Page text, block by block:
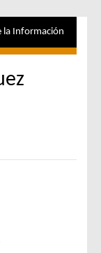
la Información